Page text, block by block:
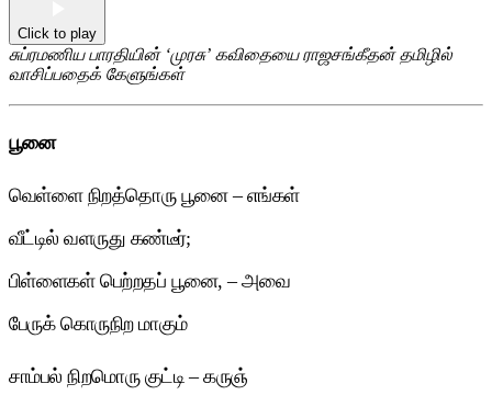
Click to play
சுப்ரமணிய பாரதியின் ‘முரசு’ கவிதையை ராஜசங்கீதன் தமிழில்
வாசிப்பதைக் கேளுங்கள்
பூனை
வெள்ளை நிறத்தொரு பூனை – எங்கள்
வீட்டில் வளருது கண்டீர்;
பிள்ளைகள் பெற்றதப் பூனை, – அவை
பேருக் கொருநிற மாகும்
சாம்பல் நிறமொரு குட்டி – கருஞ்